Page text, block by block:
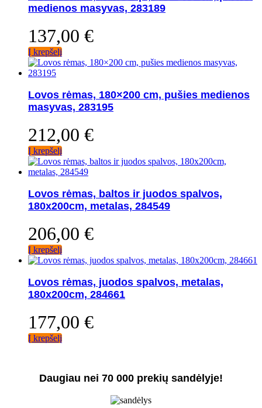
medienos masyvas, 283189
137,00 €
Į krepšelį
Lovos rėmas, 180×200 cm, pušies medienos
masyvas, 283195
212,00 €
Į krepšelį
Lovos rėmas, baltos ir juodos spalvos,
180x200cm, metalas, 284549
206,00 €
Į krepšelį
Lovos rėmas, juodos spalvos, metalas,
180x200cm, 284661
177,00 €
Į krepšelį
Daugiau nei 70 000 prekių sandėlyje!